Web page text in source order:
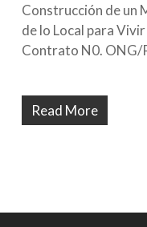
Construcción de un
de lo Local para
Contrato N0.
Read More